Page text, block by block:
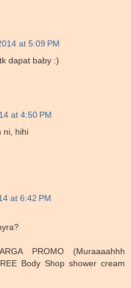
at 5:09 PM
dapat baby :)
at 4:50 PM
ni, hihi
at 6:42 PM
PROMO (Muraaaahhh
Body Shop shower cream